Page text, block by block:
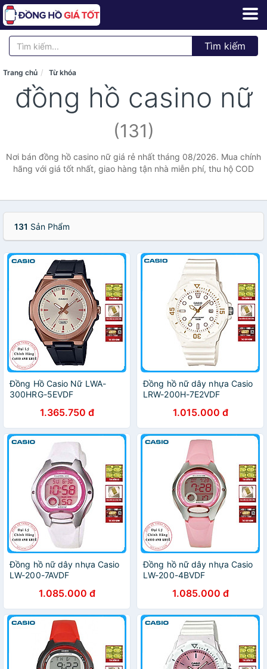
Tìm kiếm
Trang chủ Từ khóa
đồng hồ casino nữ
(131)
Nơi bán đồng hồ casino nữ giá rẻ nhất tháng 08/2026. Mua chính
hãng với giá tốt nhất, giao hàng tận nhà miễn phí, thu hộ COD
131 Sản Phẩm
Đồng Hồ Casio Nữ LWA-
300HRG-5EVDF
1.365.750 đ
Đồng hồ nữ dây nhựa Casio
LRW-200H-7E2VDF
1.015.000 đ
Đồng hồ nữ dây nhựa Casio
LW-200-7AVDF
1.085.000 đ
Đồng hồ nữ dây nhựa Casio
LW-200-4BVDF
1.085.000 đ